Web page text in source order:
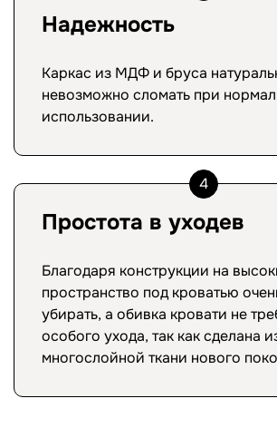
Надежность
Каркас из МДФ и бруса
невозможно сломать при
использовании.
4
Простота в уходев
Благодаря конструкции на
пространство под кроватью
убирать, а обивка кровати не
особого ухода, так как сделана
многослойной ткани нового